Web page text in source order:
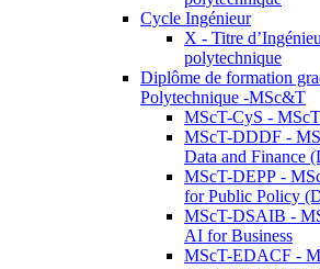
Cycle Ingénieur
X - Titre
polytechnique
Diplôme de formation
Polytechnique -MSc&T
MScT-CyS -
MScT-DDDF -
Data and Finance
MScT-DEPP -
for Public Policy
MScT-DSAIB -
AI for Business
MScT-EDACF -